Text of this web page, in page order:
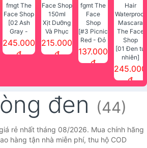
[02 Ash
Gray -
Khói] Bột
kẻ chân
Face Shop
245.000
đ
Xịt Dưỡng
Và Phục
Hồi Tóc
Essential
215.000
đ
[#3 Picnic
Red - Đỏ
cam] Son
Face
Shop
137.000
đ
[01 Đen tự
nhiên]
Mascara
che phủ
nước lâu
trôi Quick
Waterproof
Mascara
The Face
245.000
đ
đen (44)
rẻ nhất tháng 08/2026. Mua chính hãng
hàng tận nhà miễn phí, thu hộ COD